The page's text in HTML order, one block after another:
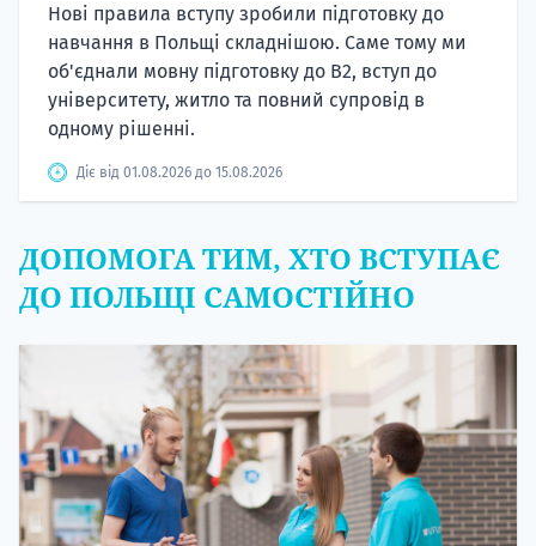
Нові правила вступу зробили підготовку до
навчання в Польщі складнішою. Саме тому ми
об'єднали мовну підготовку до В2, вступ до
університету, житло та повний супровід в
одному рішенні.
Діє від 01.08.2026 до 15.08.2026
ДОПОМОГА ТИМ, ХТО ВСТУПАЄ
ДО ПОЛЬЩІ САМОСТІЙНО